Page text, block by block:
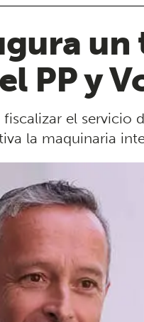
PP y
el servicio
la maquinaria